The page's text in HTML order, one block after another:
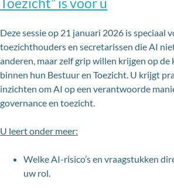
Toezicht” is voor ú
Deze sessie op 21 januari 2026 is speciaal
toezichthouders en secretarissen die AI
anderen, maar zelf grip willen krijgen op de
binnen hun Bestuur en Toezicht. U krijgt
inzichten om AI op een verantwoorde
governance en toezicht.
U leert onder meer:
Welke AI-risico’s en vraagstukken
uw rol.